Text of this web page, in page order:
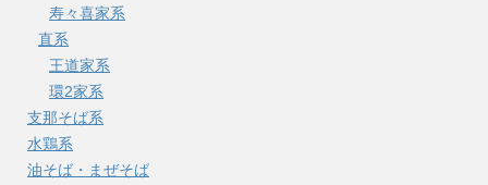
寿々喜家系
直系
王道家系
環2家系
支那そば系
水鶏系
油そば・まぜそば